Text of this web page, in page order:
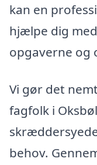
kan en
hjælpe dig
opgaverne og
Vi gør det
fagfolk i
behov.